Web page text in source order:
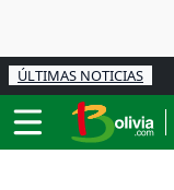
ÚLTIMAS NOTICIAS